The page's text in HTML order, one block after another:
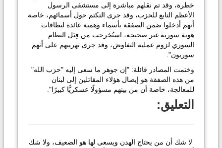
خطرة، وقد تم نقلهم مباشرة إلى مستشفى الرسول
الأعظم التابع للحزب، وقد جرى التكتم حول أسمائهم، خاصة
أنهم أدخلوا ضمن الصفقة بأسماء وهمية عائدة لبطاقات
هوية سورية غير صحيحة، استُخرجت من قِبَل النظام
السوري لزوم عملية التفاوض، وقد جرى تهريبهم على أنهم
سوريون".
وختمت المصادر قائلة: "إن جوهر ما سعى إليه "حزب الله"
من هذه الصفقة هو إيصال هؤلاء المقاتلين إلى لبنان
للمعالجة، خاصة أن من بينهم مسؤولًا عسكريًّا كبيرًا".
التعليق:
لا شك أن من يحتاج الهدن ويسعى لها هو الضعيف، ولا شك